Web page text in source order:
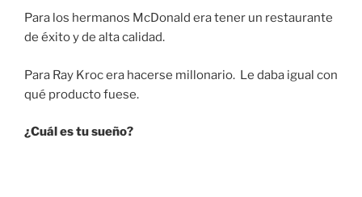
Para los hermanos McDonald era tener un restaurante
de éxito y de alta calidad.
Para Ray Kroc era hacerse millonario. Le daba igual con
qué producto fuese.
¿Cuál es tu sueño?